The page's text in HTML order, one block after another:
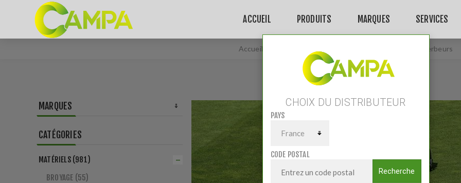
ACCUEIL PRODUITS MARQUES SERVICES
Accueil Désherbeurs
MARQUES
CATÉGORIES
MATÉRIELS (981)
BROYAGE (55)
CHOIX DU DISTRIBUTEUR
PAYS
CODE POSTAL
Recherche